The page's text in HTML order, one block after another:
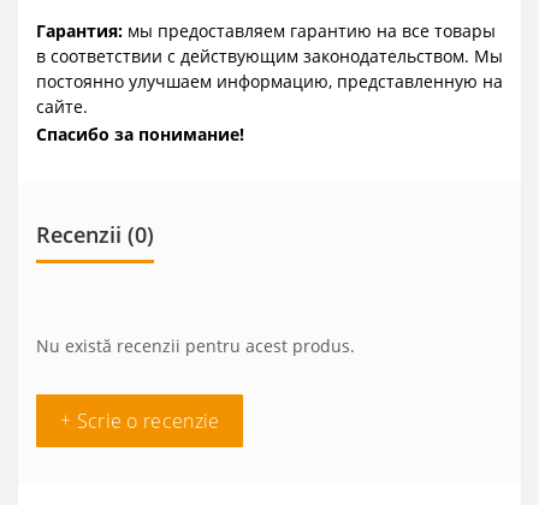
Гарантия: мы предоставляем гарантию на все товары
в соответствии с действующим законодательством. Мы
постоянно улучшаем информацию, представленную на
сайте.
Спасибо за понимание!
Recenzii (0)
Nu există recenzii pentru acest produs.
+ Scrie o recenzie